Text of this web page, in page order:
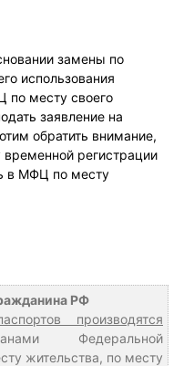
замены по
использования
по месту своего
заявление на
обратить внимание,
временной регистрации
в МФЦ по месту
РФ
производятся
Федеральной
жительства, по месту